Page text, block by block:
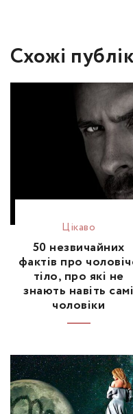
Схожі
Цікаво
50 незвичайних
фактів про
тіло, про які не
знають навіть самі
чоловіки